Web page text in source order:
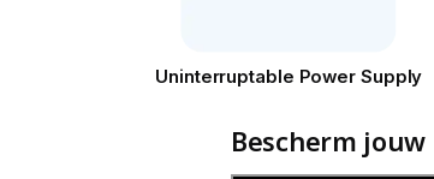
Uninterruptable Power Supply
Bescherm